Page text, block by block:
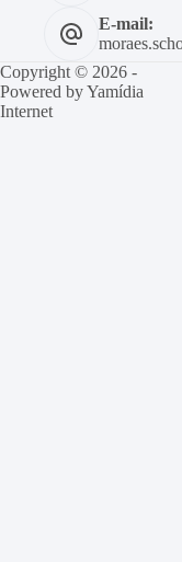
E-mail:
Copyright © 2026 -
Powered byYamídia
Internet